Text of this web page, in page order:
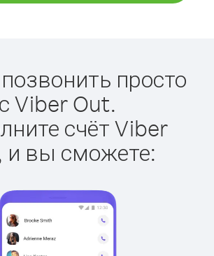
просто
с Viber Out.
счёт Viber
и вы сможете: